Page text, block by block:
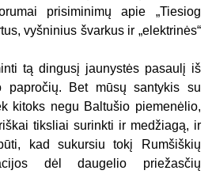
prisiminimų apie „Tiesiog
vyšninius švarkus ir „elektrinės“
tą dingusį jaunystės pasaulį iš
papročių. Bet mūsų santykis su
kitoks negu Baltušio piemenėlio,
tiksliai surinkti ir medžiagą, ir
kad sukursiu tokį Rumšiškių
dėl daugelio priežasčių